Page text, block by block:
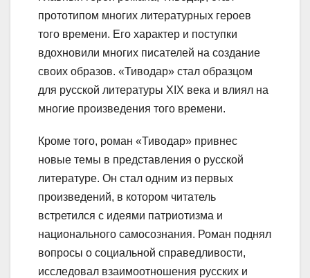
прототипом многих литературных героев
того времени. Его характер и поступки
вдохновили многих писателей на создание
своих образов. «Тиводар» стал образцом
для русской литературы XIX века и влиял на
многие произведения того времени.
Кроме того, роман «Тиводар» привнес
новые темы в представления о русской
литературе. Он стал одним из первых
произведений, в котором читатель
встретился с идеями патриотизма и
национального самосознания. Роман поднял
вопросы о социальной справедливости,
исследовал взаимоотношения русских и